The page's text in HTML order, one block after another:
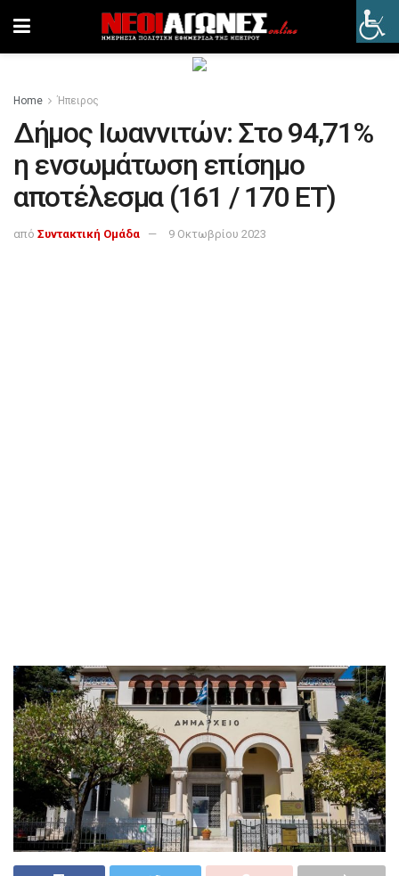
Home Ήπειρος
Δήμος Ιωαννιτών: Στο 94,71%
η ενσωμάτωση επίσημο
αποτέλεσμα (161 / 170 ΕΤ)
από Συντακτική Ομάδα 9 Οκτωβρίου 2023